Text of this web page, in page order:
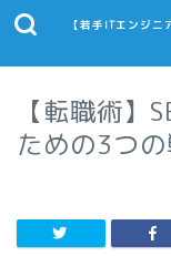
【若手ITエンジ
【転職術】
ための3つ